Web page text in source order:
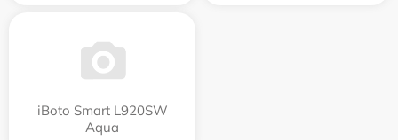
iBoto Smart L920SW
Aqua